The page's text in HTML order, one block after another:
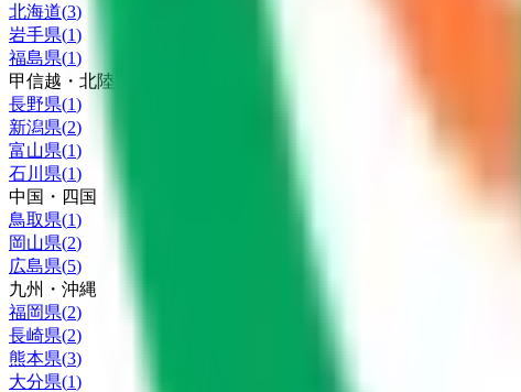
北海道(3)
岩手県(1)
福島県(1)
甲信越・北陸
長野県(1)
新潟県(2)
富山県(1)
石川県(1)
中国・四国
鳥取県(1)
岡山県(2)
広島県(5)
九州・沖縄
福岡県(2)
長崎県(2)
熊本県(3)
大分県(1)